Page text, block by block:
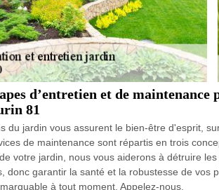
d’entretien et de
81
du jardin vous assurent le bien-être d'esprit,
de maintenance sont répartis en trois
votre jardin, nous vous aiderons à détruire
donc garantir la santé et la robustesse de vos
à tout moment. Appelez-nous.